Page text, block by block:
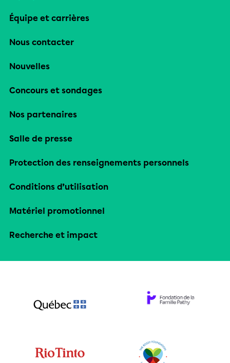
Équipe et carrières
Nous contacter
Nouvelles
Concours et sondages
Nos partenaires
Salle de presse
Protection des renseignements personnels
Conditions d’utilisation
Matériel promotionnel
Recherche et impact